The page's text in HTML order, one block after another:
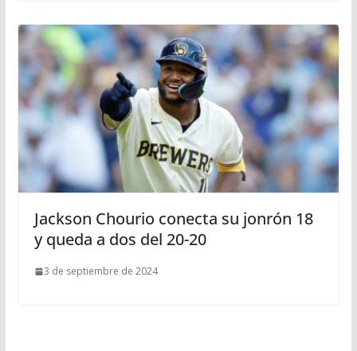
Jackson Chourio conecta su jonrón 18
y queda a dos del 20-20
3 de septiembre de 2024